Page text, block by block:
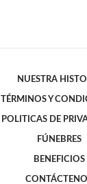
NUESTRA
TÉRMINOS Y
POLITICAS DE
FÚNEBRES
BENEFICIOS